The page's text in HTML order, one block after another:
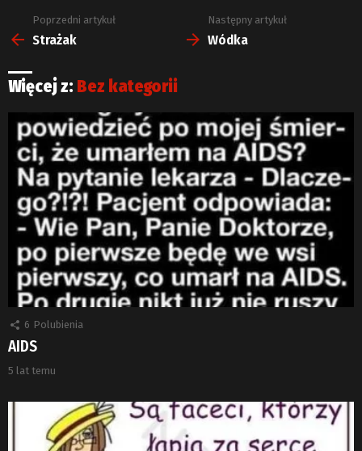
Zobacz
więcej
Poprzedni artykuł
Strażak
Następny artykuł
Wódka
Więcej z: Bez kategorii
6 Polubienia
AIDS
5 lat temu